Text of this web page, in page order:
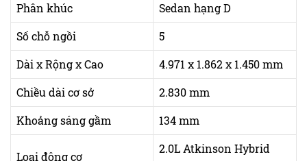
Phân khúc
Sedan hạng D
Số chỗ ngồi
5
Dài x Rộng x Cao
4.971 x 1.862 x 1.450 mm
Chiều dài cơ sở
2.830 mm
Khoảng sáng gầm
134 mm
Loại động cơ
2.0L Atkinson Hybrid